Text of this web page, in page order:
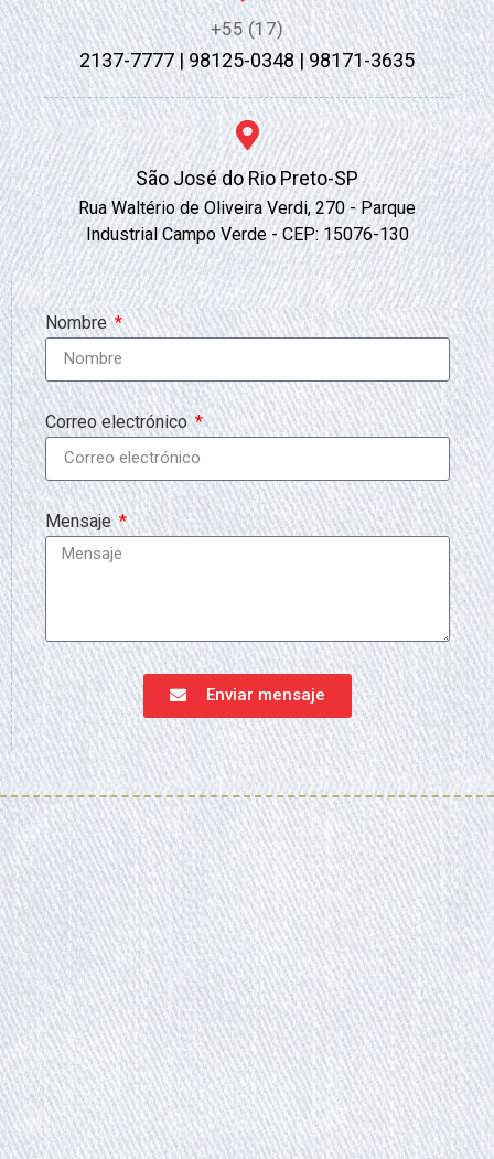
+55 (17)
2137-7777 | 98125-0348 | 98171-3635
São José do Rio Preto-SP
Rua Waltério de Oliveira Verdi, 270 - Parque
Industrial Campo Verde - CEP: 15076-130
Nombre
Correo electrónico
Mensaje
Enviar mensaje